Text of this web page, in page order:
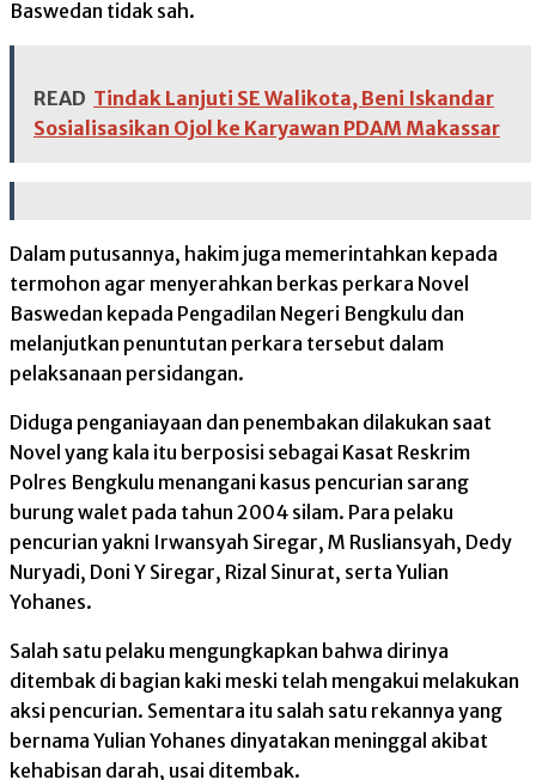
Baswedan tidak sah.
READ Tindak Lanjuti SE Walikota, Beni Iskandar
Sosialisasikan Ojol ke Karyawan PDAM Makassar
Dalam putusannya, hakim juga memerintahkan kepada
termohon agar menyerahkan berkas perkara Novel
Baswedan kepada Pengadilan Negeri Bengkulu dan
melanjutkan penuntutan perkara tersebut dalam
pelaksanaan persidangan.
Diduga penganiayaan dan penembakan dilakukan saat
Novel yang kala itu berposisi sebagai Kasat Reskrim
Polres Bengkulu menangani kasus pencurian sarang
burung walet pada tahun 2004 silam. Para pelaku
pencurian yakni Irwansyah Siregar, M Rusliansyah, Dedy
Nuryadi, Doni Y Siregar, Rizal Sinurat, serta Yulian
Yohanes.
Salah satu pelaku mengungkapkan bahwa dirinya
ditembak di bagian kaki meski telah mengakui melakukan
aksi pencurian. Sementara itu salah satu rekannya yang
bernama Yulian Yohanes dinyatakan meninggal akibat
kehabisan darah, usai ditembak.